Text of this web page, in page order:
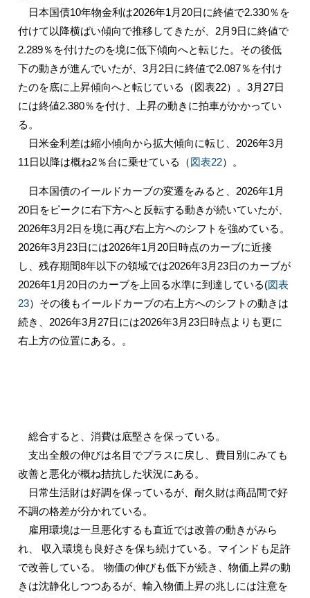
日本国債10年物金利は2026年1月20日に終値で2.330％を
付けて以降横ばい傾向で推移してきたが、2月9日に終値で
2.289％を付けたのを境に低下傾向へと転じた。その後低
下の動きが進んでいたが、3月2日に終値で2.087％を付け
たのを底に上昇傾向へと転じている（図表22）。3月27日
には終値2.380％を付け、上昇の動きに拍車がかかってい
る。
日米金利差は縮小傾向から拡大傾向に転じ、2026年3月
11日以降は概ね2％台に乗せている（図表22）。
日本国債のイールドカーブの変遷をみると、2026年1月
20日をピークに右下方へと反転する動きが続いていたが、
2026年3月2日を境に再び右上方へのシフトを強めている。
2026年3月23日には2026年1月20日時点のカーブに近接
し、残存期間8年以下の領域では2026年3月23日のカーブが
2026年1月20日のカーブを上回る水準に到達している(図表
23）その後もイールドカーブの右上方へのシフトの動きは
続き、2026年3月27日には2026年3月23日時点よりも更に
右上方の位置にある。。
総合すると、消費は底堅さを保っている。
支出全般の伸びは名目でプラスに戻し、費目別にみても
改善と悪化が概ね拮抗した状況にある。
日常生活財は好調を保っているが、耐久財は商品間で好
不調の格差が分かれている。
雇用環境は一旦悪化するも直近では改善の動きがみら
れ、 収入環境も良好さを保ち続けている。マインドも足許
で改善している。 物価の伸びも低下が続き、物価上昇の動
きは沈静化しつつあるが、輸入物価上昇の兆しには注意を